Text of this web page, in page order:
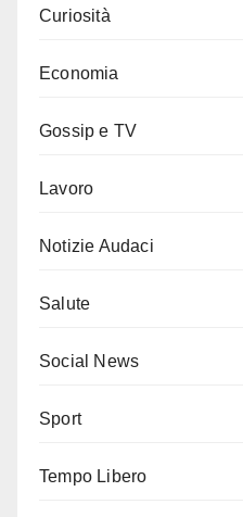
Curiosità
Economia
Gossip e TV
Lavoro
Notizie Audaci
Salute
Social News
Sport
Tempo Libero